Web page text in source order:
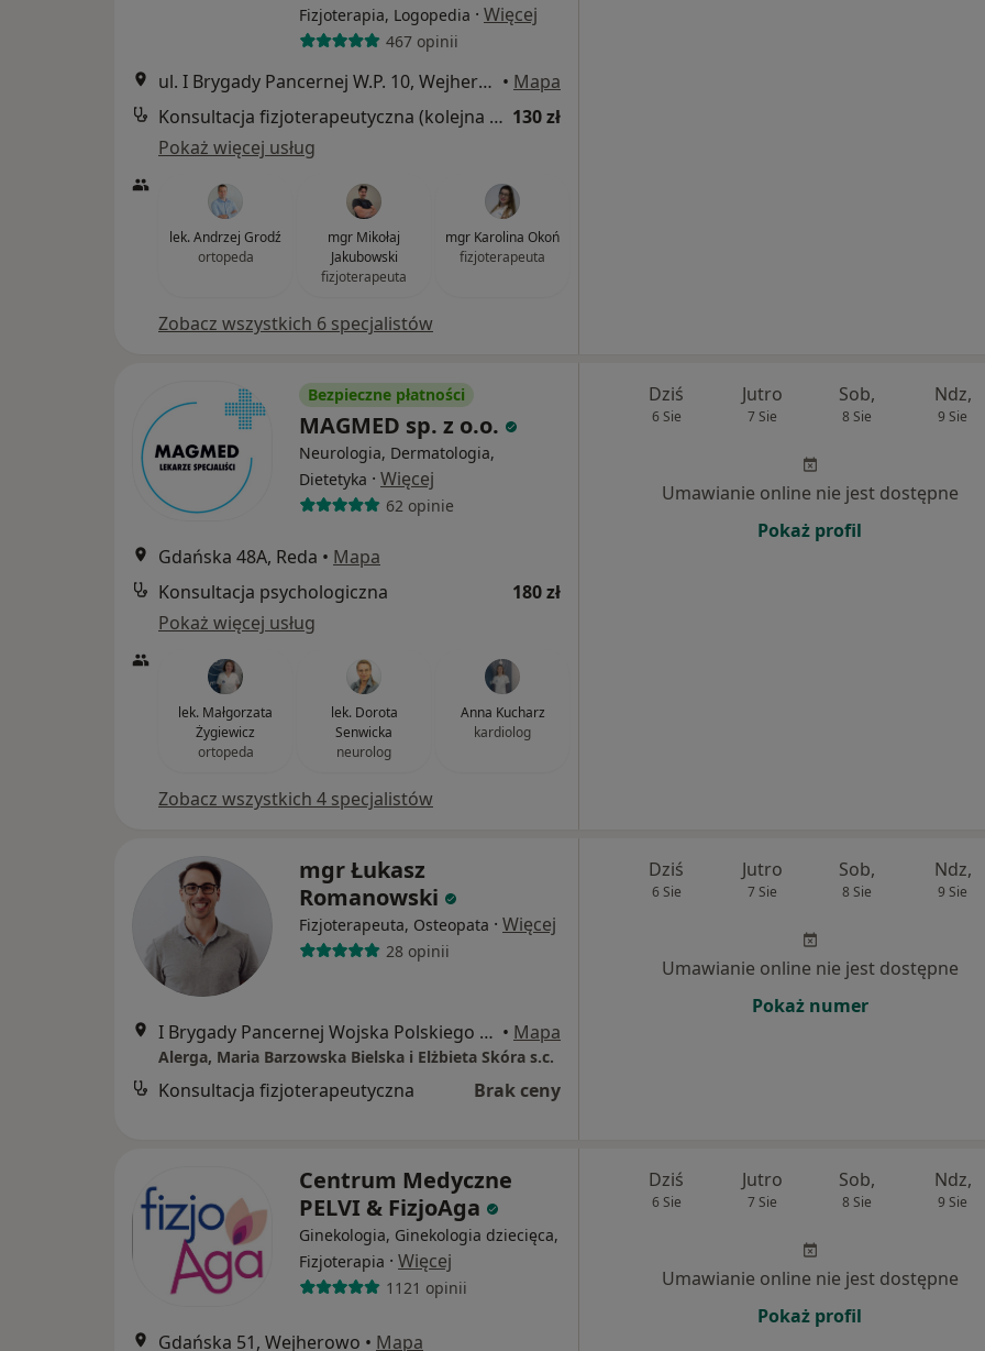
Fizjoterapia, Logopedia · Więcej
467 opinii
ul. I Brygady Pancernej W.P. 10, Wejherowo • Mapa
Konsultacja fizjoterapeutyczna (kolejna wizyta) 130 zł
Pokaż więcej usług
lek. Andrzej Grodź
ortopeda
mgr Mikołaj
Jakubowski
fizjoterapeuta
mgr Karolina Okoń
fizjoterapeuta
Zobacz wszystkich 6 specjalistów
Bezpieczne płatności
MAGMED sp. z o.o.
Neurologia, Dermatologia,
Dietetyka · Więcej
62 opinie
Gdańska 48A, Reda • Mapa
Konsultacja psychologiczna
180 zł
Pokaż więcej usług
lek. Małgorzata
Żygiewicz
ortopeda
lek. Dorota
Senwicka
neurolog
Anna Kucharz
kardiolog
Zobacz wszystkich 4 specjalistów
Dziś
6 Sie
Jutro
7 Sie
Sob,
8 Sie
Ndz,
9 Sie
Umawianie online nie jest dostępne
Pokaż profil
mgr Łukasz
Romanowski
Fizjoterapeuta, Osteopata · Więcej
28 opinii
I Brygady Pancernej Wojska Polskiego 10, Wejherowo • Mapa
Alerga, Maria Barzowska Bielska i Elżbieta Skóra s.c.
Konsultacja fizjoterapeutyczna Brak ceny
Dziś
6 Sie
Jutro
7 Sie
Sob,
8 Sie
Ndz,
9 Sie
Umawianie online nie jest dostępne
Pokaż numer
Centrum Medyczne
PELVI & FizjoAga
Ginekologia, Ginekologia dziecięca,
Fizjoterapia · Więcej
1121 opinii
Gdańska 51, Wejherowo • Mapa
Dziś
6 Sie
Jutro
7 Sie
Sob,
8 Sie
Ndz,
9 Sie
Umawianie online nie jest dostępne
Pokaż profil